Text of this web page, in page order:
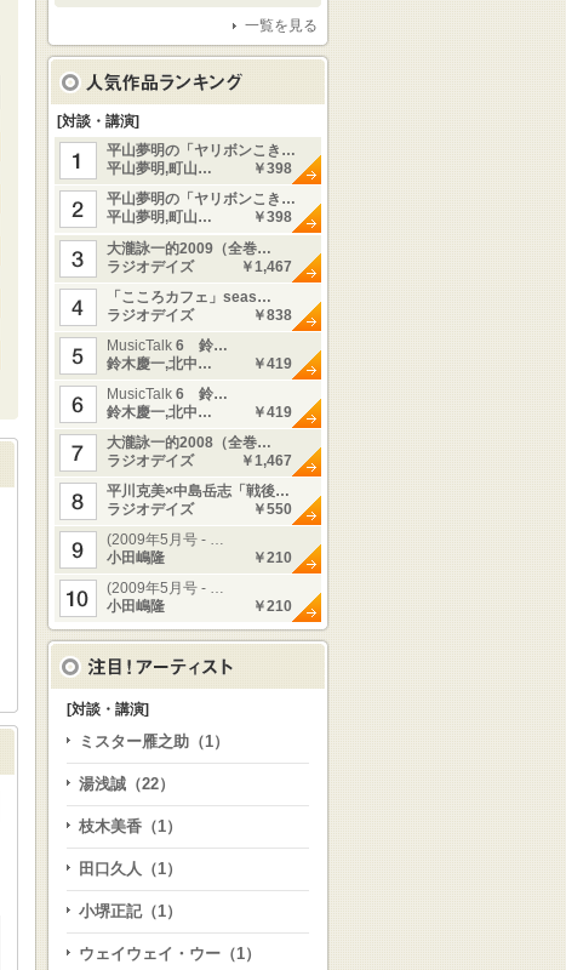
一覧を見る
[対談・講演]
平山夢明の「ヤリボンこき…
平山夢明,町山…
￥398
平山夢明の「ヤリボンこき…
平山夢明,町山…
￥398
大瀧詠一的2009（全巻…
ラジオデイズ
￥1,467
「こころカフェ」seas…
ラジオデイズ
￥838
MusicTalk 6 鈴…
鈴木慶一,北中…
￥419
MusicTalk 6 鈴…
鈴木慶一,北中…
￥419
大瀧詠一的2008（全巻…
ラジオデイズ
￥1,467
平川克美×中島岳志「戦後…
ラジオデイズ
￥550
(2009年5月号 - …
小田嶋隆
￥210
(2009年5月号 - …
小田嶋隆
￥210
[対談・講演]
ミスター雁之助（1）
湯浅誠（22）
枝木美香（1）
田口久人（1）
小堺正記（1）
ウェイウェイ・ウー（1）